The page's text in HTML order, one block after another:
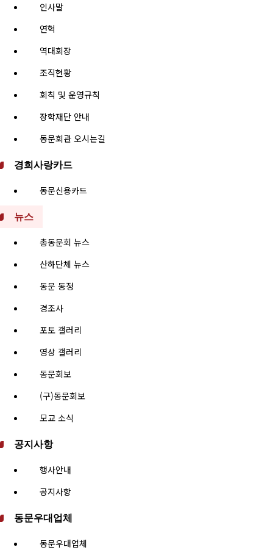
인사말
연혁
역대회장
조직현황
회칙 및 운영규칙
장학재단 안내
동문회관 오시는길
경희사랑카드
동문신용카드
뉴스
총동문회 뉴스
산하단체 뉴스
동문 동정
경조사
포토 갤러리
영상 갤러리
동문회보
(구)동문회보
모교 소식
공지사항
행사안내
공지사항
동문우대업체
동문우대업체